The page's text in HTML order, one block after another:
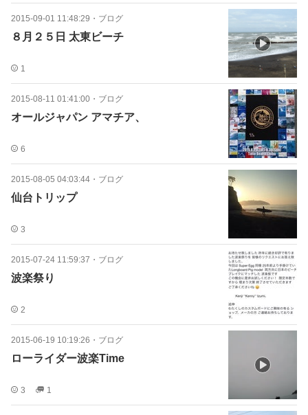
2015-09-01 11:48:29 ・ ブログ
８月２５日 太東ビーチ
1
2015-08-11 01:41:00 ・ ブログ
オールジャパン アマチア、
6
2015-08-05 04:03:44 ・ ブログ
仙台トリップ
3
2015-07-24 11:59:37 ・ ブログ
波楽祭り
2
2015-06-19 10:19:26 ・ ブログ
ローライダー波楽Time
3 1